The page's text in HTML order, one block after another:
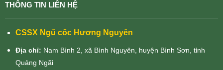
THÔNG TIN LIÊN HỆ
CSSX Ngũ cốc Hương Nguyên
Địa chỉ: Nam Bình 2, xã Bình Nguyên, huyện Bình Sơn, tỉnh
Quảng Ngãi